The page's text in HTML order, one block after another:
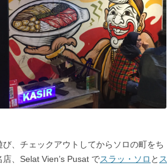
、チェックアウトしてからソロの町をち
、Selat Vien’s Pusat でスラッ・ソロ と ス